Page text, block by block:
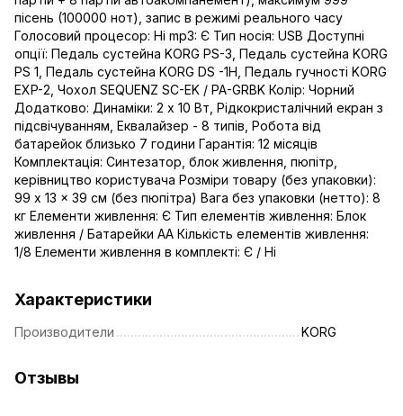
пісень (100000 нот), запис в режимі реального часу
Голосовий процесор: Ні mp3: Є Тип носія: USB Доступні
опції: Педаль сустейна KORG PS-3, Педаль сустейна KORG
PS 1, Педаль сустейна KORG DS -1H, Педаль гучності KORG
EXP-2, Чохол SEQUENZ SC-EK / PA-GRBK Колір: Чорний
Додатково: Динаміки: 2 x 10 Вт, Рідкокристалічний екран з
підсвічуванням, Еквалайзер - 8 типів, Робота від
батарейок близько 7 години Гарантія: 12 місяців
Комплектація: Синтезатор, блок живлення, пюпітр,
керівництво користувача Розміри товару (без упаковки):
99 x 13 x 39 см (без пюпітра) Вага без упаковки (нетто): 8
кг Елементи живлення: Є Тип елементів живлення: Блок
живлення / Батарейки AA Кількість елементів живлення:
1/8 Елементи живлення в комплекті: Є / Ні
Характеристики
Производители KORG
Отзывы